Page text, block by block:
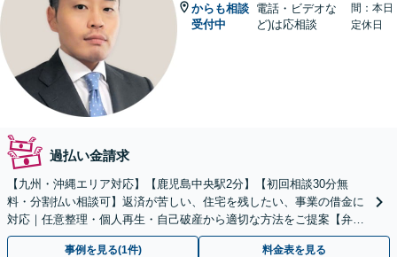
からも相談
受付中
電話・ビデオな
ど)は応相談
間：本日
定休日
過払い金請求
【九州・沖縄エリア対応】【鹿児島中央駅2分】【初回相談30分無
料・分割払い相談可】返済が苦しい、住宅を残したい、事業の借金に
対応｜任意整理・個人再生・自己破産から適切な方法をご提案【弁護
士歴10年以上】
事例を見る(1件) 料金表を見る